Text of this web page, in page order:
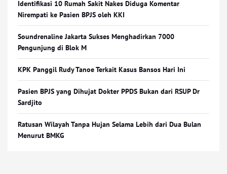
Identifikasi 10 Rumah Sakit Nakes Diduga Komentar
Nirempati ke Pasien BPJS oleh KKI
Soundrenaline Jakarta Sukses Menghadirkan 7000
Pengunjung di Blok M
KPK Panggil Rudy Tanoe Terkait Kasus Bansos Hari Ini
Pasien BPJS yang Dihujat Dokter PPDS Bukan dari RSUP Dr
Sardjito
Ratusan Wilayah Tanpa Hujan Selama Lebih dari Dua Bulan
Menurut BMKG